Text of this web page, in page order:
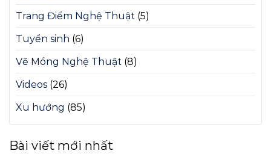
Trang Điểm Nghệ Thuật (5)
Tuyển sinh (6)
Vẽ Móng Nghệ Thuật (8)
Videos (26)
Xu hướng (85)
Bài viết mới nhất